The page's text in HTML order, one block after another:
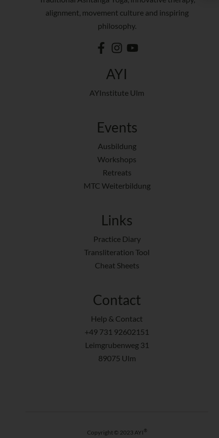
alignment, movement culture and inspiring
philosophy.
AYI
AYInstitute Ulm
Events
Ausbildung
Workshops
Retreats
MTC Weiterbildung
Links
Practice Diary
Transliteration Tool
Cheat Sheets
Contact
Help & Contact
+49 731 92602151
Leimgrubenweg 31
89075 Ulm
Copyright © 2023 AYI ®